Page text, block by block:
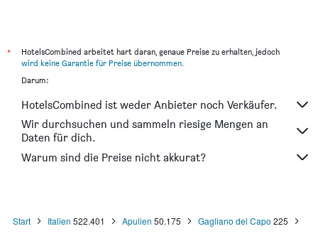
*
HotelsCombined arbeitet hart daran, genaue Preise zu erhalten, jedoch
wird keine Garantie für Preise übernommen.
Darum:
HotelsCombined ist weder Anbieter noch Verkäufer.
Wir durchsuchen und sammeln riesige Mengen an
Daten für dich.
Warum sind die Preise nicht akkurat?
Start Italien 522.401 Apulien 50.175 Gagliano del Capo 225